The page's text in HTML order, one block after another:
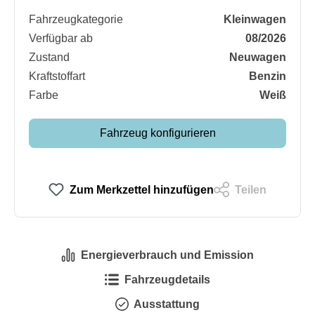
Fahrzeugkategorie
Kleinwagen
Verfügbar ab
08/2026
Zustand
Neuwagen
Kraftstoffart
Benzin
Farbe
Weiß
Fahrzeug konfigurieren
Zum Merkzettel hinzufügen Teilen
Energieverbrauch und Emission
Fahrzeugdetails
Ausstattung